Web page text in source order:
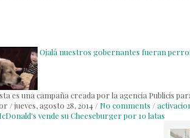
Ojalá nuestros gobernantes fueran
es una campaña creada por la agencia Publicis
/jueves, agosto 28, 2014 / No comments /
vende su Cheeseburger por 10 latas